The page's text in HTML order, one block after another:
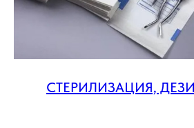
СТЕРИЛИЗАЦИЯ,